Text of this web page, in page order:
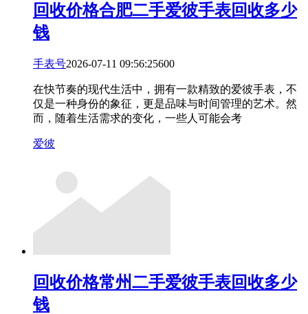
回收价格合肥二手爱彼手表回收多少
钱
手表号2026-07-11 09:56:25600
在快节奏的现代生活中，拥有一款精致的爱彼手表，不
仅是一种身份的象征，更是品味与时间管理的艺术。然
而，随着生活需求的变化，一些人可能会考
爱彼
回收价格常州二手爱彼手表回收多少
钱